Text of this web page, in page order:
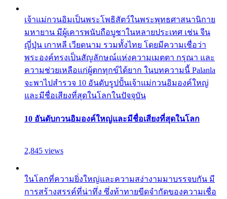
เจ้าแม่กวนอิมเป็นพระโพธิสัตว์ในพระพุทธศาสนานิกาย
มหายาน มีผู้เคารพนับถือบูชาในหลายประเทศ เช่น จีน
ญี่ปุ่น เกาหลี เวียดนาม รวมทั้งไทย โดยมีความเชื่อว่า
พระองค์ทรงเป็นสัญลักษณ์แห่งความเมตตา กรุณา และ
ความช่วยเหลือแก่ผู้ตกทุกข์ได้ยาก ในบทความนี้ Palanla
จะพาไปสำรวจ 10 อันดับรูปปั้นเจ้าแม่กวนอิมองค์ใหญ่
และมีชื่อเสียงที่สุดในโลกในปัจจุบัน
10 อันดับกวนอิมองค์ใหญ่และมีชื่อเสียงที่สุดในโลก
2,845 views
ในโลกที่ความยิ่งใหญ่และความสง่างามมาบรรจบกัน มี
การสร้างสรรค์ที่น่าทึ่ง ซึ่งท้าทายขีดจำกัดของความเชื่อ